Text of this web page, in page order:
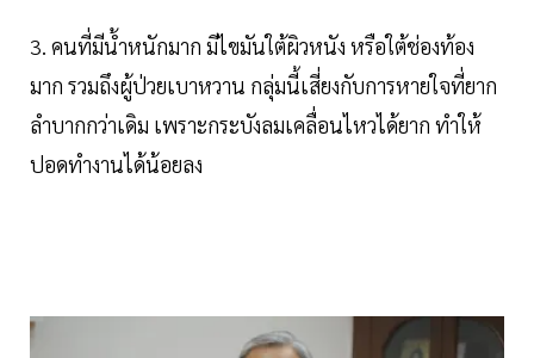
3. คนที่มีน้ำหนักมาก มีไขมันใต้ผิวหนัง หรือใต้ช่องท้อง
มาก รวมถึงผู้ป่วยเบาหวาน กลุ่มนี้เสี่ยงกับการหายใจที่ยาก
ลำบากกว่าเดิม เพราะกระบังลมเคลื่อนไหวได้ยาก ทำให้
ปอดทำงานได้น้อยลง